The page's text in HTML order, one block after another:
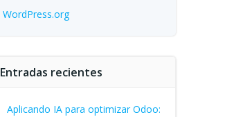
WordPress.org
Entradas recientes
Aplicando IA para optimizar Odoo: